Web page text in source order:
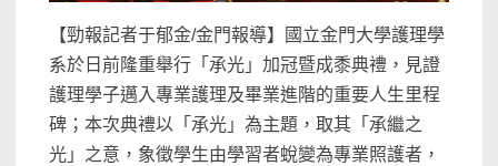
【勁報記者于郁金/金門報導】國立金門大學護理學
系於日前隆重舉行「承光」加冠暨成黍典禮，見證
護理學子邁入專業護理及畢業進階的重要人生里程
碑；本次典禮以「承光」為主題，取其「承繼之
光」之意，象徵學生由學習者蛻變為專業照護者，